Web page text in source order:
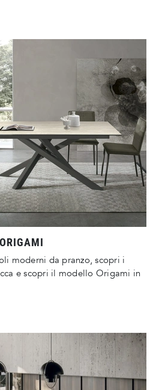
ORIGAMI
moderni da pranzo, scopri i
e scopri il modello Origami in